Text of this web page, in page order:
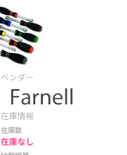
在庫数
在庫なし